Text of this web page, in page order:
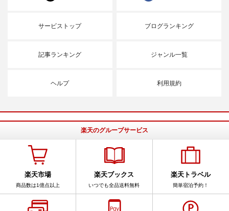
サービストップ ブログランキング
記事ランキング ジャンル一覧
ヘルプ 利用規約
楽天のグループサービス
楽天市場
商品数は1億点以上
楽天ブックス
いつでも全品送料無料
楽天トラベル
簡単宿泊予約！